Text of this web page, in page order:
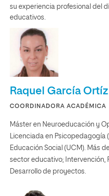
su experiencia profesional del
educativos.
Raquel García Ortíz
COORDINADORA ACADÉMICA
Máster en Neuroeducación y
Licenciada en Psicopedagogía
Educación Social (UCM). Más
sector educativo; Intervención,
Desarrollo de proyectos.